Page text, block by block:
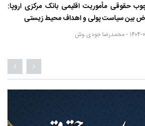
حقوقی مأموریت اقلیمی بانک مرکزی اروپا:
بین سیاست پولی و اهداف محیط زیستی
۰۹ - محمدرضا جودی وش